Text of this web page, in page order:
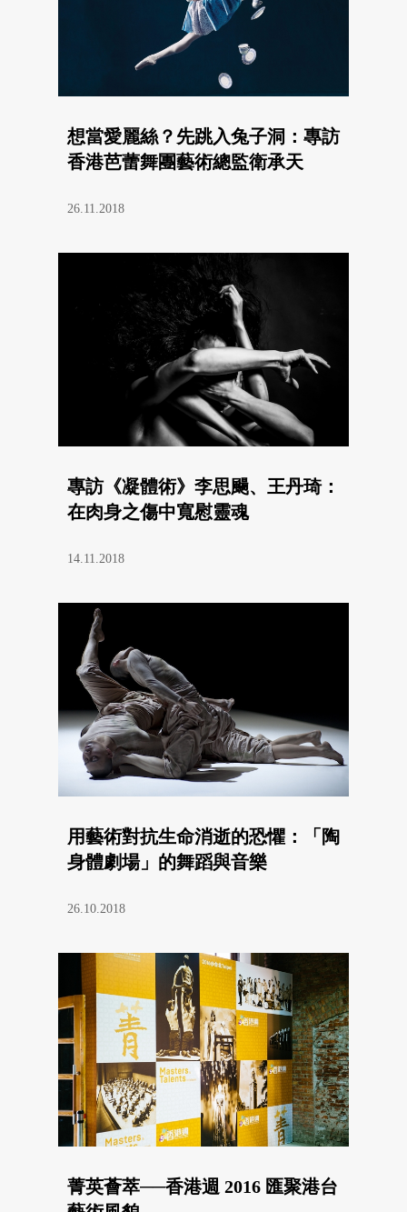
想當愛麗絲？先跳入兔子洞：專訪
香港芭蕾舞團藝術總監衛承天
26.11.2018
專訪《凝體術》李思颺、王丹琦：
在肉身之傷中寬慰靈魂
14.11.2018
用藝術對抗生命消逝的恐懼：「陶
身體劇場」的舞蹈與音樂
26.10.2018
菁英薈萃──香港週 2016 匯聚港台